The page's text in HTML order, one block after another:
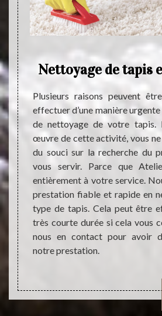
dans
la
être
de
il est
en
Nettoyage de tapis
Plusieurs raisons peuvent
effectuer d’une manière
de nettoyage de votre tapis.
œuvre de cette activité, vous
du souci sur la recherche du
vous servir. Parce que
entièrement à votre service.
prestation fiable et rapide en
type de tapis. Cela peut être
très courte durée si cela vous
nous en contact pour avoir
notre prestation.